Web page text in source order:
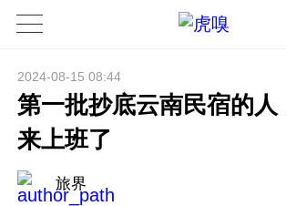
2024-08-15 08:44
第一批抄底云南民宿的人
来上班了
旅界